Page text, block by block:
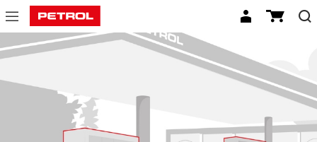
Prodajna
mesta